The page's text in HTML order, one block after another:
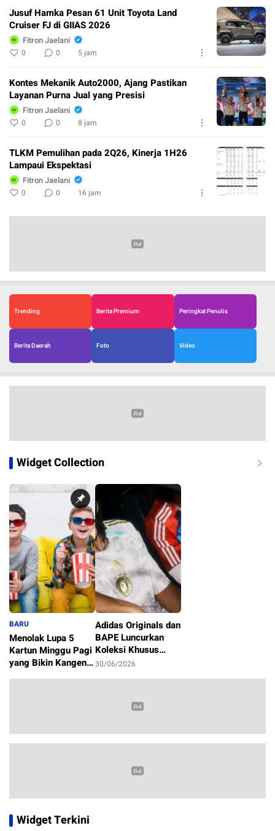
Jusuf Hamka Pesan 61 Unit Toyota Land
Cruiser FJ di GIIAS 2026
Fitron Jaelani
0 0 5 jam
Kontes Mekanik Auto2000, Ajang Pastikan
Layanan Purna Jual yang Presisi
Fitron Jaelani
0 0 8 jam
TLKM Pemulihan pada 2Q26, Kinerja 1H26
Lampaui Ekspektasi
Fitron Jaelani
0 0 16 jam
Trending Berita Premium Peringkat Penulis
Berita Daerah Foto Video
Widget Collection
BARU
Menolak Lupa 5
Kartun Minggu Pagi
yang Bikin Kangen
1/07/2026
Adidas Originals dan
BAPE Luncurkan
Koleksi Khusus
Sambut Piala Dunia
30/06/2026
Widget Terkini